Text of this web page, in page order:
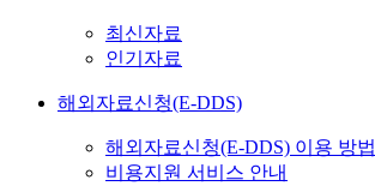
최신자료
인기자료
해외자료신청(E-DDS)
해외자료신청(E-DDS) 이용 방법
비용지원 서비스 안내